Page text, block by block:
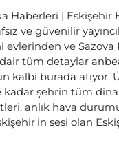
Haberleri |
ve güvenilir
evlerinden ve
tüm detaylar
kalbi burada
şehrin tüm
anlık hava
sesi olan